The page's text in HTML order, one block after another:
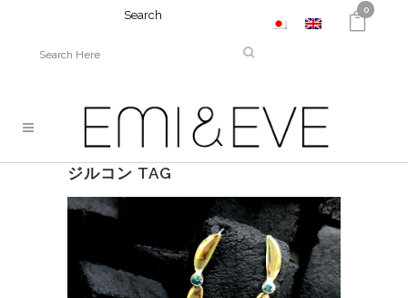
Search 0
ジルコン TAG